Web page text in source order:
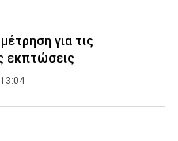
για τις
εκπτώσεις